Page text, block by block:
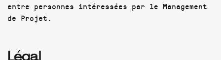
entre personnes intéressées par le Management
de Projet.